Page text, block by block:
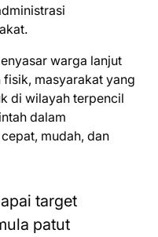
warga lanjut
masyarakat yang
di wilayah terpencil
dalam
mudah, dan
target
patut